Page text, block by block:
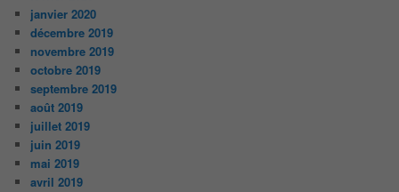
janvier 2020
décembre 2019
novembre 2019
octobre 2019
septembre 2019
août 2019
juillet 2019
juin 2019
mai 2019
avril 2019